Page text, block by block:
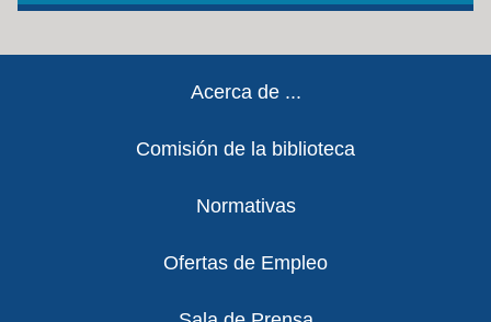
Acerca de ...
Comisión de la biblioteca
Normativas
Ofertas de Empleo